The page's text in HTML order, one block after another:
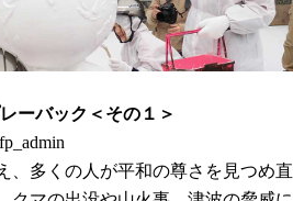
ーバック＜その１＞
、多くの人が平和の尊さを見つめ直